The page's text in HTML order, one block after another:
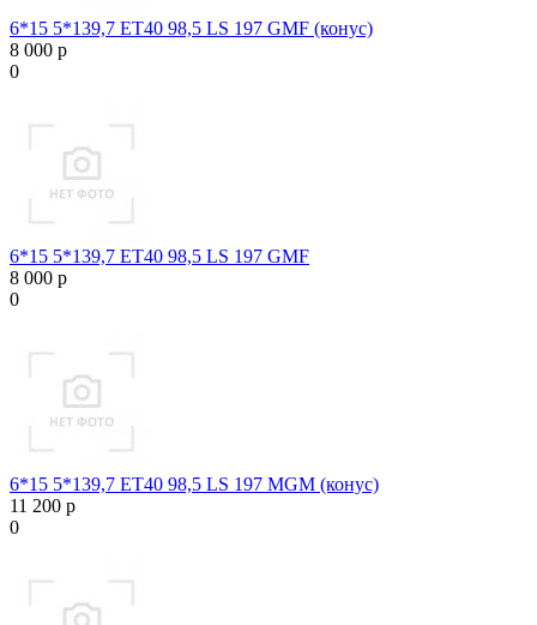
6*15 5*139,7 ET40 98,5 LS 197 GMF (конус)
8 000 р
0
6*15 5*139,7 ET40 98,5 LS 197 GMF
8 000 р
0
6*15 5*139,7 ET40 98,5 LS 197 MGM (конус)
11 200 р
0